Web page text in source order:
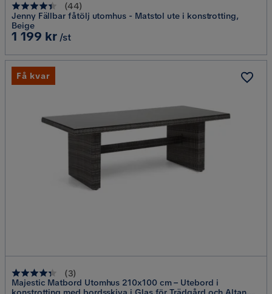
(44)
Jenny Fällbar fåtölj utomhus - Matstol ute i konstrotting,
Beige
Pris
1 199 kr /st
(3)
Majestic Matbord Utomhus 210x100 cm – Utebord i
Få kvar